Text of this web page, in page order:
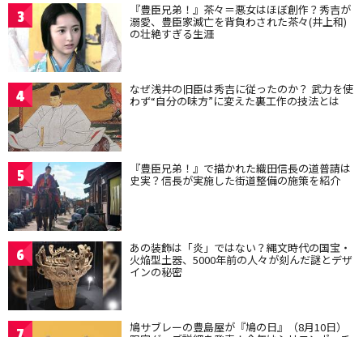
3 『豊臣兄弟！』茶々＝悪女はほぼ創作？秀吉が
溺愛、豊臣家滅亡を背負わされた茶々(井上和)
の壮絶すぎる生涯
4 なぜ浅井の旧臣は秀吉に従ったのか？ 武力を使
わず“自分の味方”に変えた裏工作の技法とは
5 『豊臣兄弟！』で描かれた織田信長の道普請は
史実？信長が実施した街道整備の施策を紹介
6 あの装飾は「炎」ではない？縄文時代の国宝・
火焔型土器、5000年前の人々が刻んだ謎とデザ
インの秘密
鳩サブレーの豊島屋が『鳩の日』（8月10日）